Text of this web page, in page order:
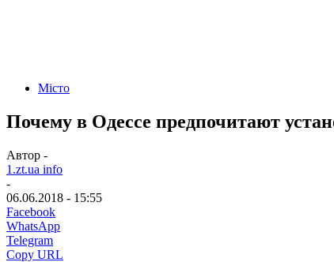
Місто
Почему в Одессе предпочитают
Автор -
1.zt.ua info
-
06.06.2018 - 15:55
Facebook
WhatsApp
Telegram
Copy URL